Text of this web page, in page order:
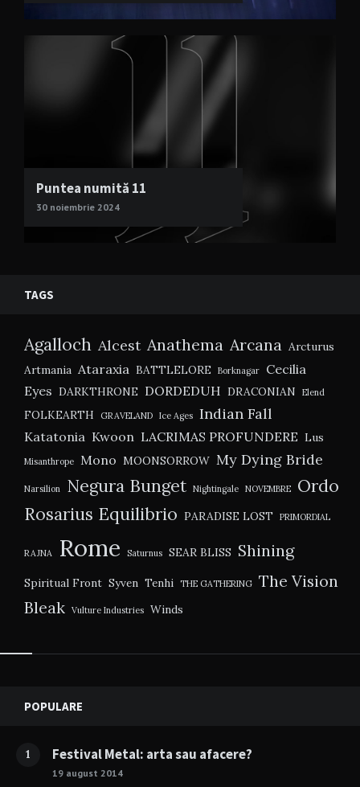
Puntea numită 11
30 noiembrie 2024
TAGS
Agalloch Alcest Anathema Arcana Arcturus
Artmania Ataraxia BATTLELORE Borknagar
Cecilia
Eyes DARKTHRONE DORDEDUH DRACONIAN Elend
FOLKEARTH GRAVELAND Ice Ages Indian Fall
Katatonia Kwoon LACRIMAS PROFUNDERE Lus
Misanthrope Mono MOONSORROW My Dying Bride
Narsilion Negura Bunget Nightingale NOVEMBRE
Ordo
Rosarius Equilibrio PARADISE LOST PRIMORDIAL
RAJNA Rome Saturnus SEAR BLISS Shining
Spiritual Front Syven Tenhi THE GATHERING The Vision
Bleak Vulture Industries Winds
Widgets
POPULARE
1 Festival Metal: arta sau afacere?
19 august 2014